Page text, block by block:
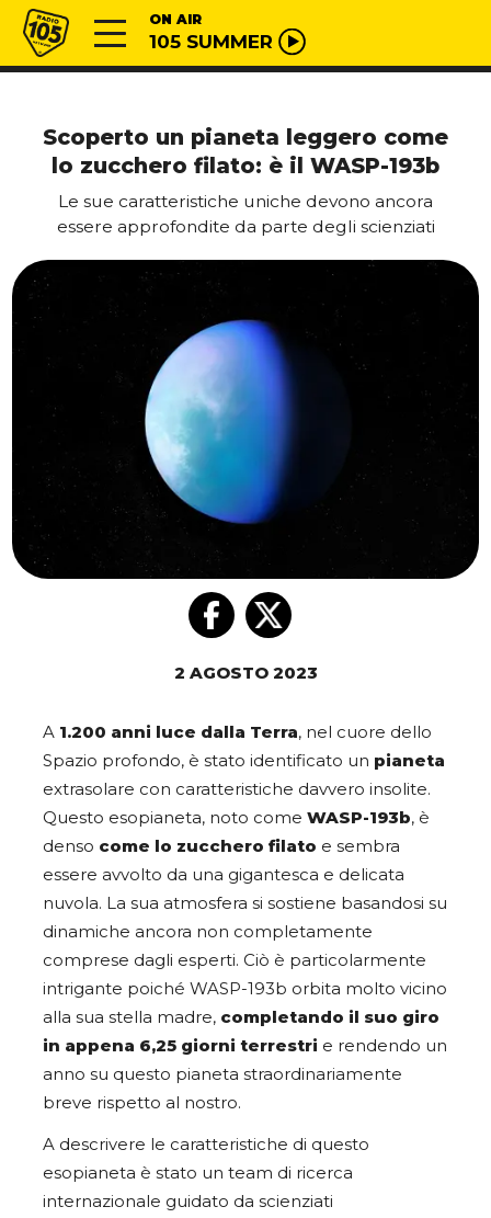
Vai al contenuto
Radio 105 ON AIR
105 SUMMER
Scoperto un pianeta leggero come
lo zucchero filato: è il WASP-193b
Le sue caratteristiche uniche devono ancora
essere approfondite da parte degli scienziati
2 AGOSTO 2023
A 1.200 anni luce dalla Terra, nel cuore dello
Spazio profondo, è stato identificato un pianeta
extrasolare con caratteristiche davvero insolite.
Questo esopianeta, noto come WASP-193b, è
denso come lo zucchero filato e sembra
essere avvolto da una gigantesca e delicata
nuvola. La sua atmosfera si sostiene basandosi su
dinamiche ancora non completamente
comprese dagli esperti. Ciò è particolarmente
intrigante poiché WASP-193b orbita molto vicino
alla sua stella madre, completando il suo giro
in appena 6,25 giorni terrestri e rendendo un
anno su questo pianeta straordinariamente
breve rispetto al nostro.
A descrivere le caratteristiche di questo
esopianeta è stato un team di ricerca
internazionale guidato da scienziati